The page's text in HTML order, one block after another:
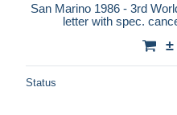
San Marino 1986 - 3rd
letter with spec.
±
Status